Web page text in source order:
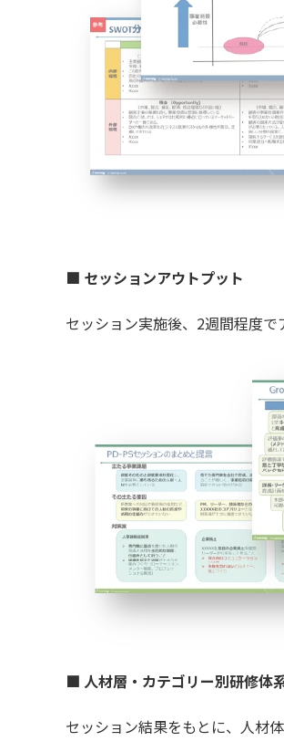
■ セッションアウトプット
セッション実施後、2週間程度で
■ 人材層・カテゴリー別研修体
セッション結果をもとに、人材